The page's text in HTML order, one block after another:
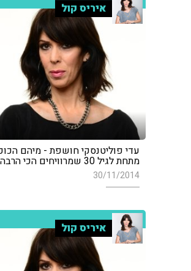
איריס קול
עדי פוליטנסקי חושפת - מיהם
מתחת לגיל 30 שמרוויחים הכי הרבה?
30/11/2014
איריס קול